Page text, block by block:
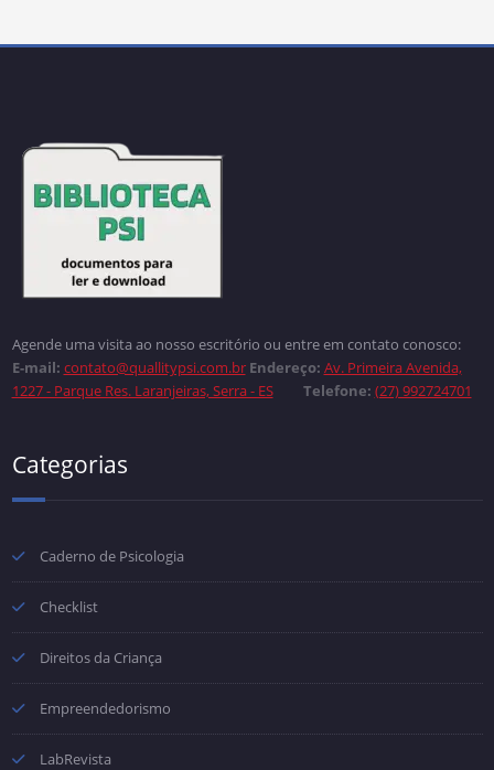
Agende uma visita ao nosso escritório ou entre em contato conosco:
E-mail: contato@quallitypsi.com.br Endereço: Av. Primeira Avenida,
1227 - Parque Res. Laranjeiras, Serra - ES
Telefone: (27) 992724701
Categorias
Caderno de Psicologia
Checklist
Direitos da Criança
Empreendedorismo
LabRevista